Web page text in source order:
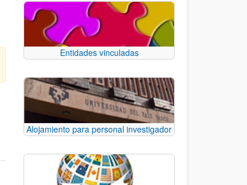
Entidades vinculadas
Alojamiento para personal investigador